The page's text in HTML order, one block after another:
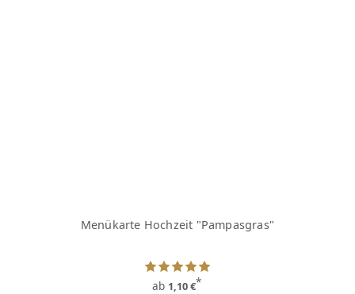
Menükarte Hochzeit "Pampasgras"
ab 1,10 €*